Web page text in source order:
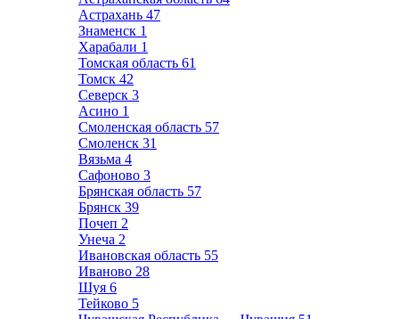
Астрахань 47
Знаменск 1
Харабали 1
Томская область 61
Томск 42
Северск 3
Асино 1
Смоленская область 57
Смоленск 31
Вязьма 4
Сафоново 3
Брянская область 57
Брянск 39
Почеп 2
Унеча 2
Ивановская область 55
Иваново 28
Шуя 6
Тейково 5